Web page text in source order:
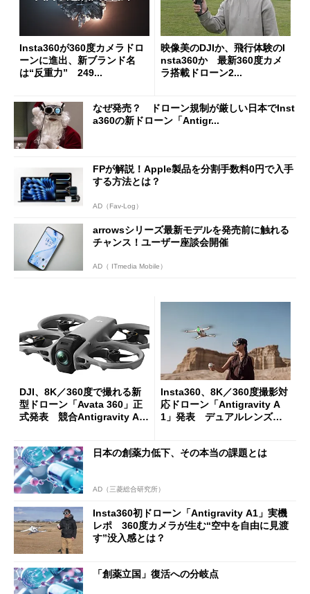
Insta360が360度カメラドロ
ーンに進出、新ブランド名
は“反重力” 249...
映像美のDJIか、飛行体験のI
nsta360か 最新360度カメ
ラ搭載ドローン2...
なぜ発売？ ドローン規制が厳しい日本でInst
a360の新ドローン「Antigr...
FPが解説！Apple製品を分割手数料0円で入手
する方法とは？
AD（Fav-Log）
arrowsシリーズ最新モデルを発売前に触れる
チャンス！ユーザー座談会開催
AD（ ITmedia Mobile）
DJI、8K／360度で撮れる新
型ドローン「Avata 360」正
式発表 競合Antigravity A1
Insta360、8K／360度撮影対
応ドローン「Antigravity A
1」発表 デュアルレンズで
日本の創薬力低下、その本当の課題とは
AD（三菱総合研究所）
Insta360初ドローン「Antigravity A1」実機
レポ 360度カメラが生む“空中を自由に見渡
す”没入感とは？
「創薬立国」復活への分岐点